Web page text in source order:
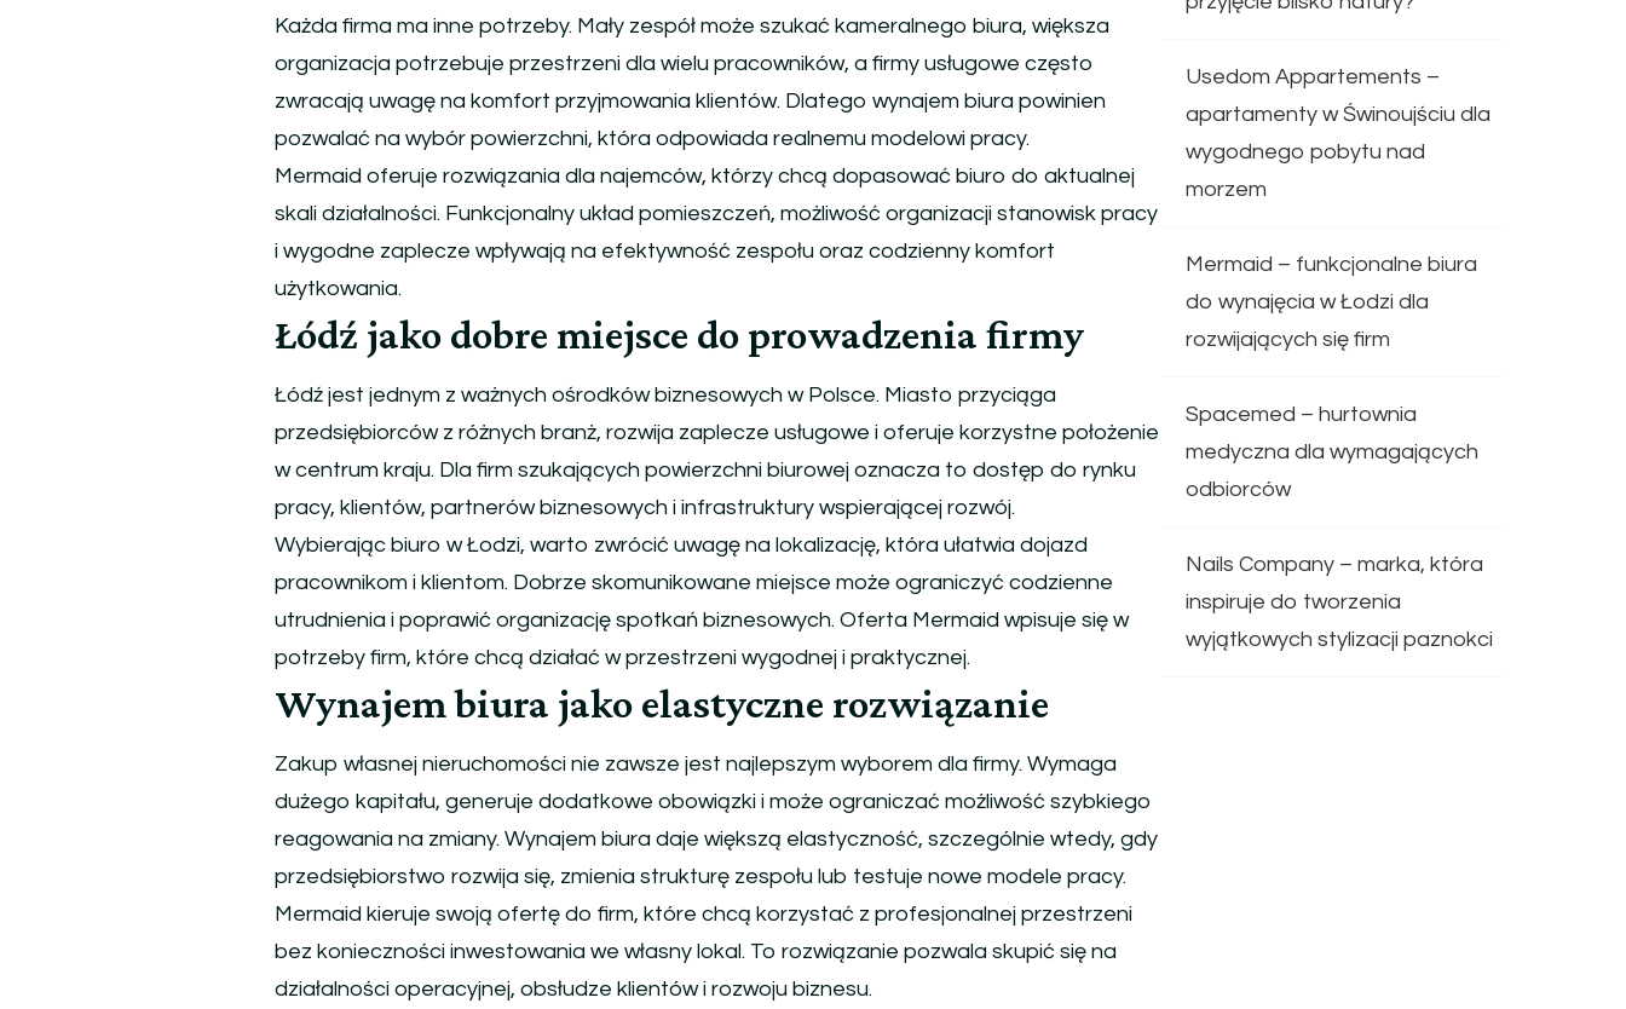
Każda firma ma inne potrzeby. Mały zespół może szukać kameralnego biura, większa
organizacja potrzebuje przestrzeni dla wielu pracowników, a firmy usługowe często
zwracają uwagę na komfort przyjmowania klientów. Dlatego wynajem biura powinien
pozwalać na wybór powierzchni, która odpowiada realnemu modelowi pracy.
Mermaid oferuje rozwiązania dla najemców, którzy chcą dopasować biuro do aktualnej
skali działalności. Funkcjonalny układ pomieszczeń, możliwość organizacji stanowisk pracy
i wygodne zaplecze wpływają na efektywność zespołu oraz codzienny komfort
użytkowania.
Łódź jako dobre miejsce do prowadzenia firmy
Łódź jest jednym z ważnych ośrodków biznesowych w Polsce. Miasto przyciąga
przedsiębiorców z różnych branż, rozwija zaplecze usługowe i oferuje korzystne położenie
w centrum kraju. Dla firm szukających powierzchni biurowej oznacza to dostęp do rynku
pracy, klientów, partnerów biznesowych i infrastruktury wspierającej rozwój.
Wybierając biuro w Łodzi, warto zwrócić uwagę na lokalizację, która ułatwia dojazd
pracownikom i klientom. Dobrze skomunikowane miejsce może ograniczyć codzienne
utrudnienia i poprawić organizację spotkań biznesowych. Oferta Mermaid wpisuje się w
potrzeby firm, które chcą działać w przestrzeni wygodnej i praktycznej.
Wynajem biura jako elastyczne rozwiązanie
Zakup własnej nieruchomości nie zawsze jest najlepszym wyborem dla firmy. Wymaga
dużego kapitału, generuje dodatkowe obowiązki i może ograniczać możliwość szybkiego
reagowania na zmiany. Wynajem biura daje większą elastyczność, szczególnie wtedy, gdy
przedsiębiorstwo rozwija się, zmienia strukturę zespołu lub testuje nowe modele pracy.
Mermaid kieruje swoją ofertę do firm, które chcą korzystać z profesjonalnej przestrzeni
bez konieczności inwestowania we własny lokal. To rozwiązanie pozwala skupić się na
działalności operacyjnej, obsłudze klientów i rozwoju biznesu.
Usedom Appartements –
apartamenty w Świnoujściu dla
wygodnego pobytu nad
morzem
Mermaid – funkcjonalne biura
do wynajęcia w Łodzi dla
rozwijających się firm
Spacemed – hurtownia
medyczna dla wymagających
odbiorców
Nails Company – marka, która
inspiruje do tworzenia
wyjątkowych stylizacji paznokci